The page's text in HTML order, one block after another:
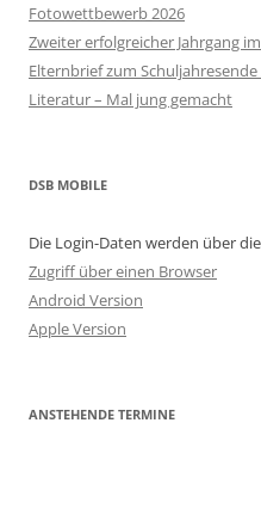
Fotowettbewerb 2026
Zweiter erfolgreicher Jahrgang
Elternbrief zum Schuljahresende
Literatur – Mal jung gemacht
DSB MOBILE
Die Login-Daten werden über
Zugriff über einen Browser
Android Version
Apple Version
ANSTEHENDE TERMINE